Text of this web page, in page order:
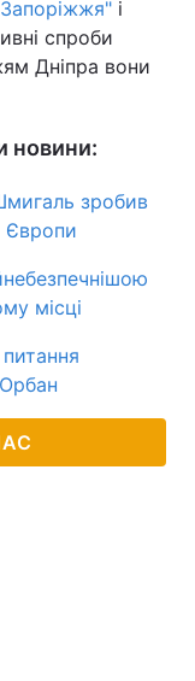
і
спроби
Дніпра вони
новини:
зробив
Європи
місці